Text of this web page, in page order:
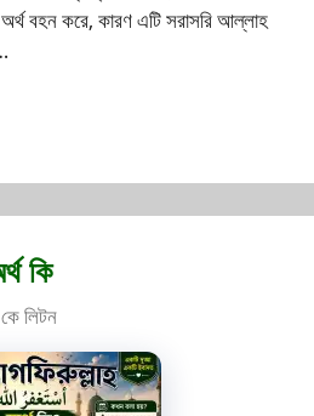
বহন করে, কারণ এটি সরাসরি আল্লাহ
কি
লিটন